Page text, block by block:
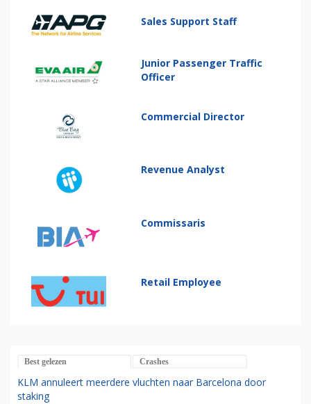
Sales Support Staff
Junior Passenger Traffic
Officer
Commercial Director
Revenue Analyst
Commissaris
Retail Employee
Best gelezen Crashes
KLM annuleert meerdere vluchten naar Barcelona door
staking